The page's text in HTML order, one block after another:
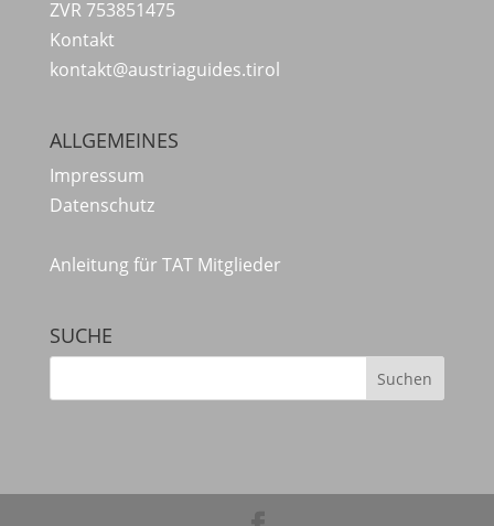
ZVR 753851475
Kontakt
kontakt@austriaguides.tirol
ALLGEMEINES
Impressum
Datenschutz
Anleitung für TAT Mitglieder
SUCHE